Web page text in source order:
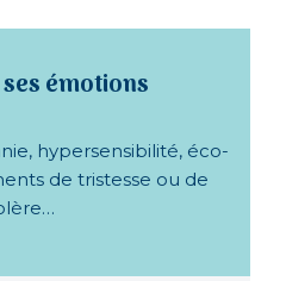
émotions
hypersensibilité, éco-
de tristesse ou de